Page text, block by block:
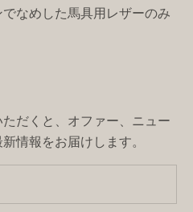
なめした馬具用レザーのみ
だくと、オファー、ニュー
情報をお届けします。